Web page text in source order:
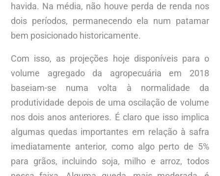
havida. Na média, não houve perda de renda nos
dois períodos, permanecendo ela num patamar
bem posicionado historicamente.
Com isso, as projeções hoje disponíveis para o
volume agregado da agropecuária em 2018
baseiam-se numa volta à normalidade da
produtividade depois de uma oscilação de volume
nos dois anos anteriores. É claro que isso implica
algumas quedas importantes em relação à safra
imediatamente anterior, como algo perto de 5%
para grãos, incluindo soja, milho e arroz, todos